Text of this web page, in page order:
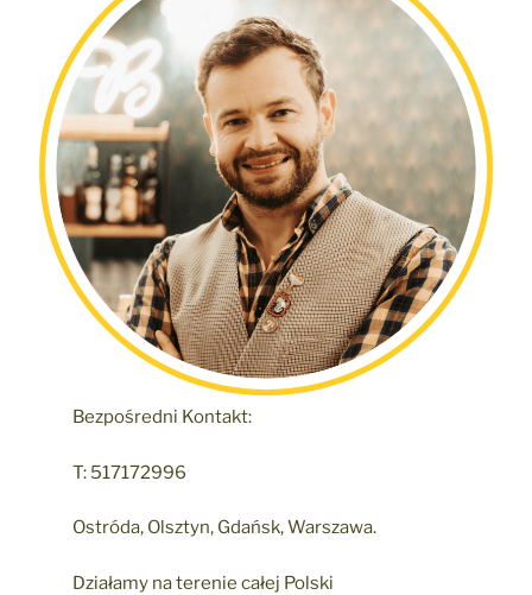
Bezpośredni Kontakt:
T: 517172996
Ostróda, Olsztyn, Gdańsk, Warszawa.
Działamy na terenie całej Polski